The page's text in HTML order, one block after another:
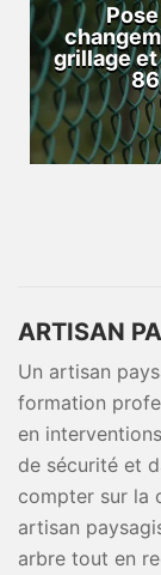
grillage
86
ARTISAN
Un artisan
formation
en
de sécurité et
compter sur la
artisan
arbre tout en